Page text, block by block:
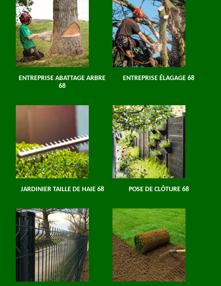
ENTREPRISE ABATTAGE ARBRE
68
ENTREPRISE ÉLAGAGE 68
JARDINIER TAILLE DE HAIE 68 POSE DE CLÔTURE 68